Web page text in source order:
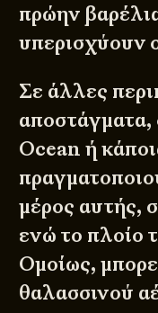
πρώην
υπερισχύουν
Σε άλλες
Ocean ή
μέρος αυτής,
ενώ το πλοίο
Ομοίως,
θαλασσινού